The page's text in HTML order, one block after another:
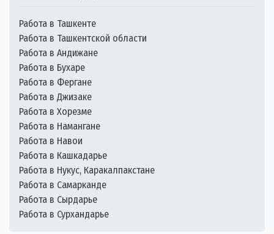
Работа в Ташкенте
Работа в Ташкентской области
Работа в Андижане
Работа в Бухаре
Работа в Фергане
Работа в Джизаке
Работа в Хорезме
Работа в Намангане
Работа в Навои
Работа в Кашкадарье
Работа в Нукус, Каракалпакстане
Работа в Самарканде
Работа в Сырдарье
Работа в Сурхандарье